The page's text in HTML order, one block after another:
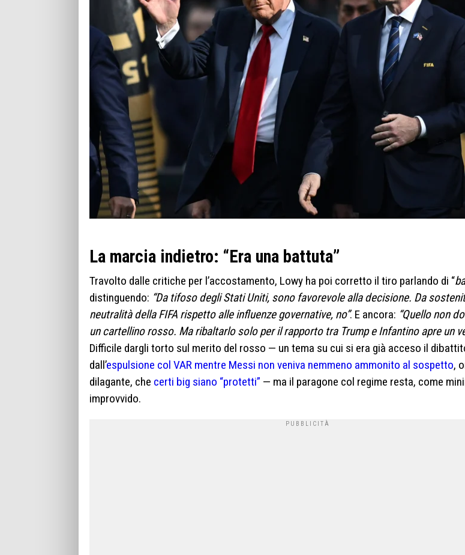
La marcia indietro: “Era una battuta”
Travolto dalle critiche per l’accostamento, Lowy ha poi corretto il tiro parlando di “
distinguendo: “Da tifoso degli Stati Uniti, sono favorevole alla decisione. Da
neutralità della FIFA rispetto alle influenze governative, no”. E ancora: “Quello non
un cartellino rosso. Ma ribaltarlo solo per il rapporto tra Trump e Infantino apre un
Difficile dargli torto sul merito del rosso — un tema su cui si era già acceso il
dall’espulsione col VAR mentre Messi non veniva nemmeno ammonito al sospetto,
dilagante, che certi big siano “protetti” — ma il paragone col regime resta, come
improvvido.